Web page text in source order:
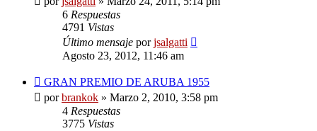
6 Respuestas
4791 Vistas
Último mensaje porjsalgatti
Agosto 23, 2012, 11:46 am
GRAN PREMIO DE ARUBA 1955
porbrankok » Marzo 2, 2010, 3:58 pm
4 Respuestas
3775 Vistas